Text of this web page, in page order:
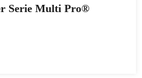
Serie Multi Pro®